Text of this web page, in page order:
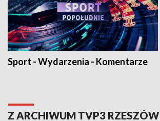
Sport - Wydarzenia - Komentarze
Z ARCHIWUM TVP3 RZESZÓW